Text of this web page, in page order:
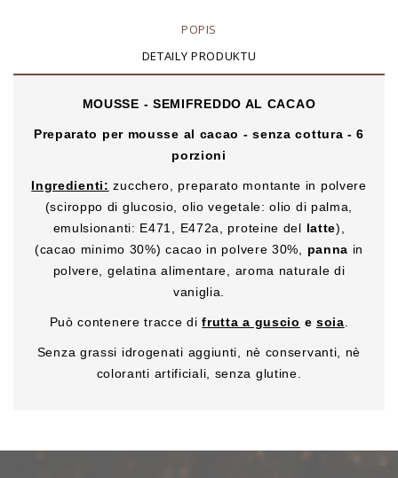
POPIS
DETAILY PRODUKTU
MOUSSE - SEMIFREDDO AL CACAO
Preparato per mousse al cacao - senza cottura -6
porzioni
Ingredienti: zucchero, preparato montante in polvere
(sciroppo di glucosio, olio vegetale: olio di palma,
emulsionanti: E471, E472a, proteine del latte),
(cacao minimo 30%) cacao in polvere 30%, panna in
polvere, gelatina alimentare, aroma naturale di
vaniglia.
Può contenere tracce difrutta a guscio e soia
Senza grassi idrogenati aggiunti, nè conservanti, nè
coloranti artificiali, senza glutine.